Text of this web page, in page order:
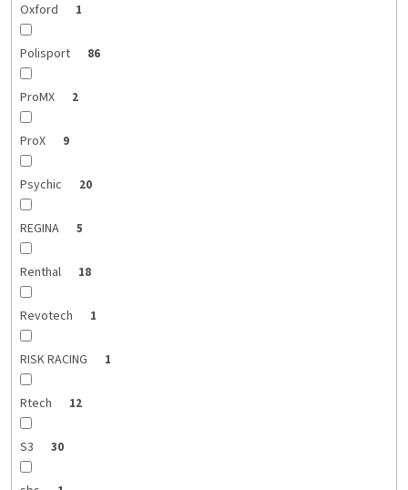
Oxford 1
Polisport 86
ProMX 2
ProX 9
Psychic 20
REGINA 5
Renthal 18
Revotech 1
RISK RACING 1
Rtech 12
S3 30